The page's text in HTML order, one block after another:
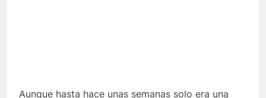
Aunque hasta hace unas semanas solo era una